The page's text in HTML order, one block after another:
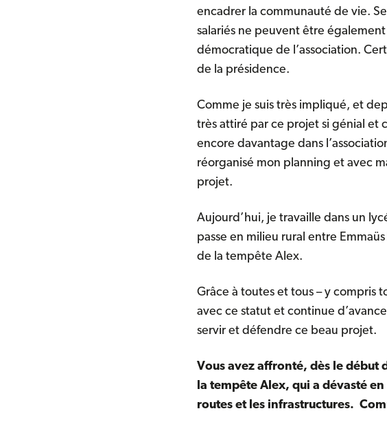
encadrer la communauté de vie.
salariés ne peuvent être
démocratique de l’association.
de la présidence.
Comme je suis très impliqué, et
très attiré par ce projet si génial et
encore davantage dans
réorganisé mon planning et avec
projet.
Aujourd’hui, je travaille dans un
passe en milieu rural entre
de la tempête Alex.
Grâce à toutes et tous – y compris
avec ce statut et continue
servir et défendre ce beau projet.
Vous avez affronté, dès le début
la tempête Alex, qui a dévasté
routes et les infrastructures.